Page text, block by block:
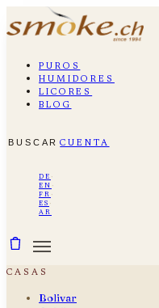
puros
humidores
licores
blog
buscar cuenta
de ·
en ·
fr ·
es ·
ar
casas
Bolivar